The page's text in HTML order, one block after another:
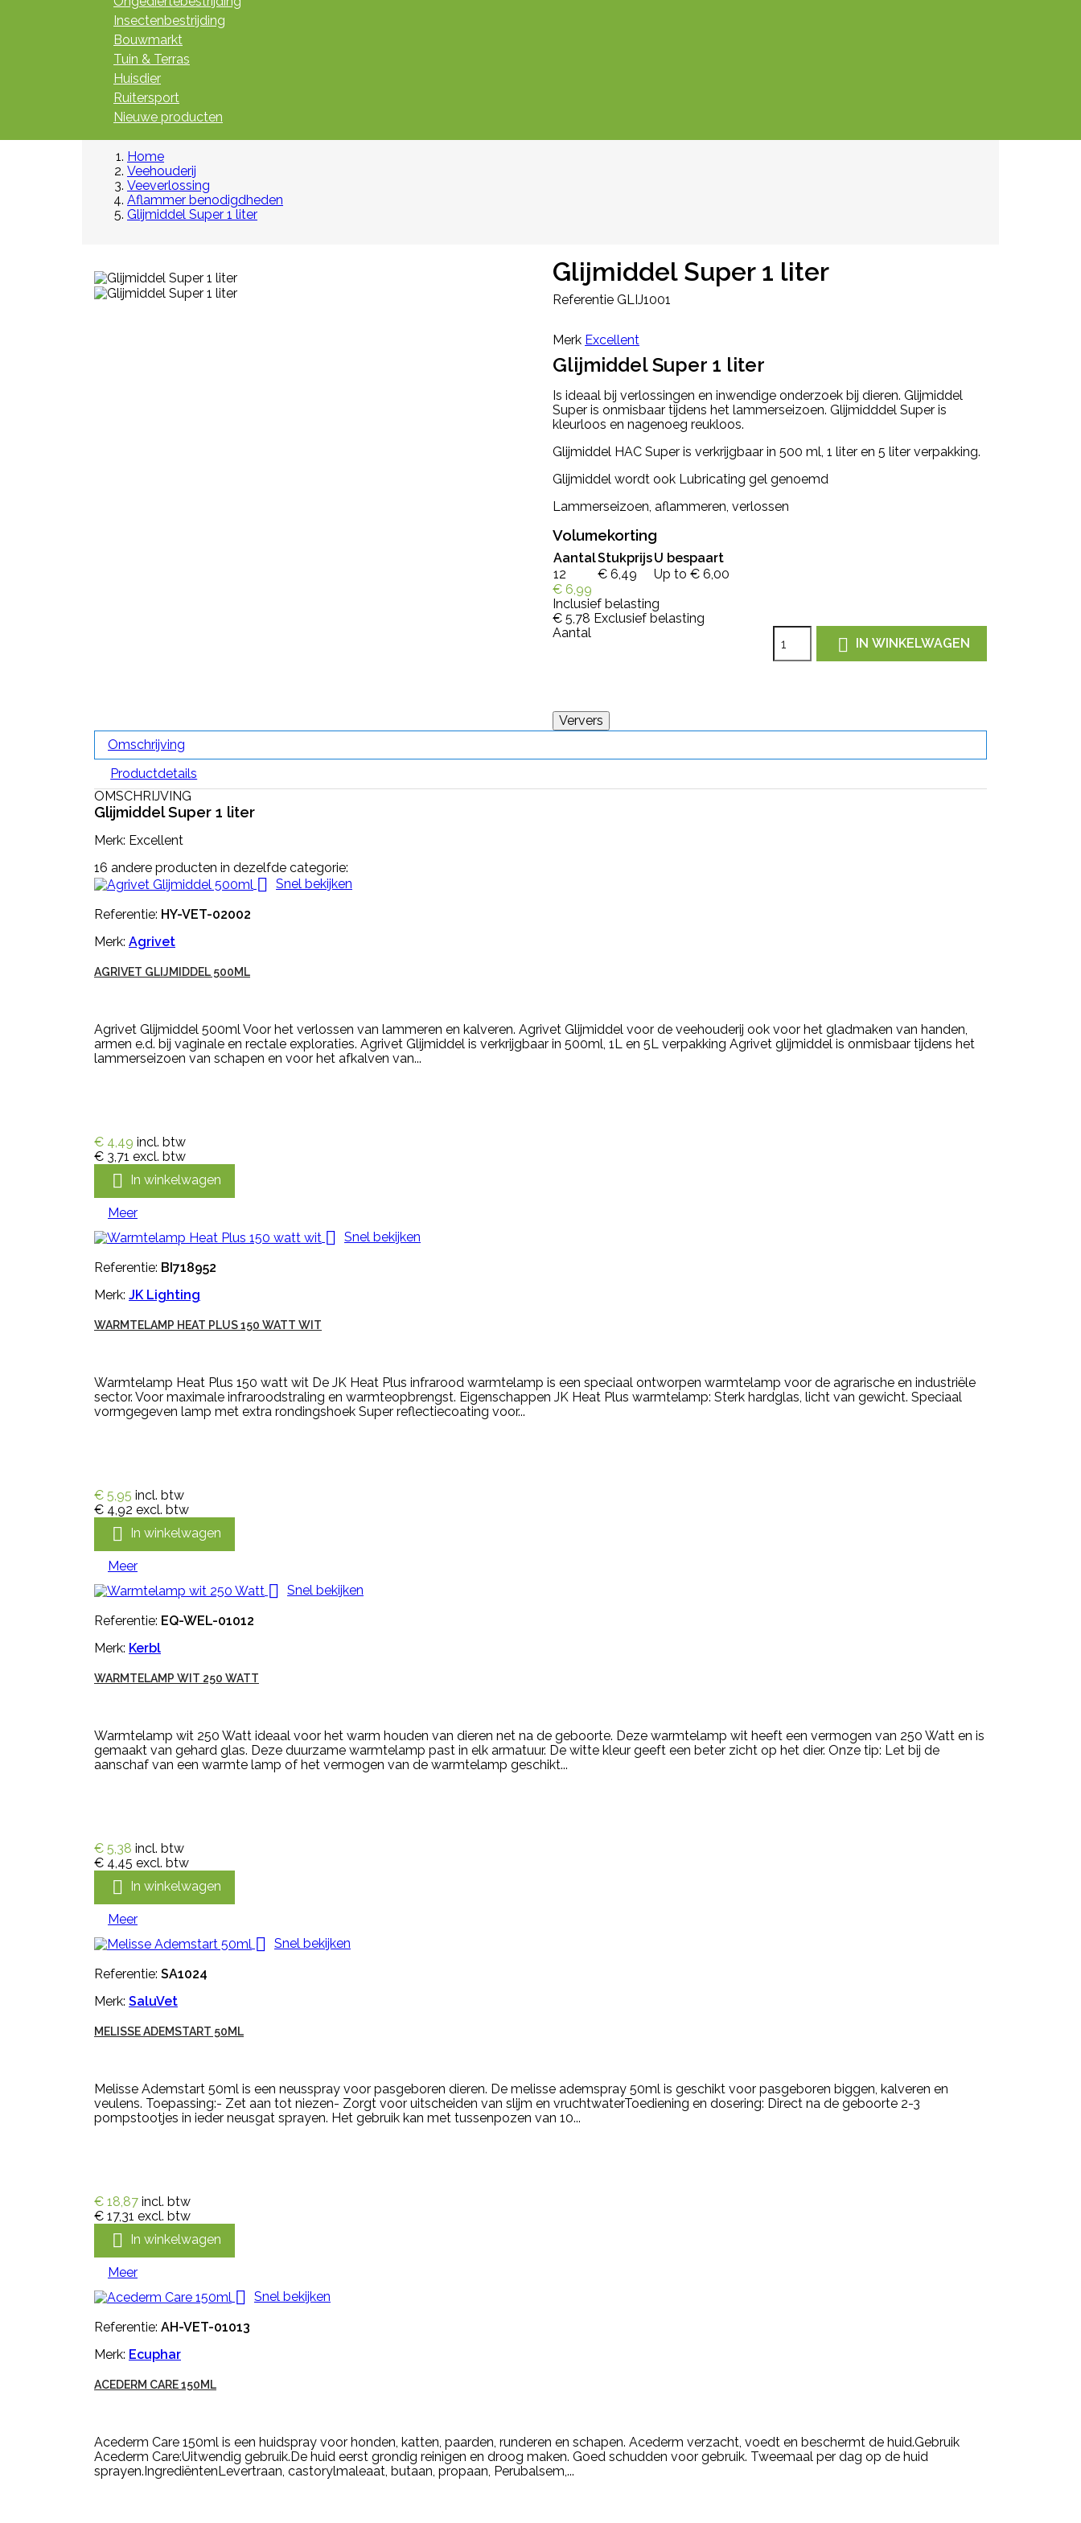
Insectenbestrijding
Bouwmarkt
Tuin & Terras
Huisdier
Ruitersport
Nieuwe producten
Home
Veehouderij
Veeverlossing
Aflammer benodigdheden
Glijmiddel Super 1 liter
Glijmiddel Super 1 liter
Referentie GLIJ1001
Merk Excellent
Glijmiddel Super 1 liter
Is ideaal bij verlossingen en inwendige onderzoek bij dieren. Glijmiddel
Super is onmisbaar tijdens het lammerseizoen. Glijmidddel Super is
kleurloos en nagenoeg reukloos.
Glijmiddel HAC Super is verkrijgbaar in 500 ml, 1 liter en 5 liter verpakking.
Glijmiddel wordt ook Lubricating gel genoemd
Lammerseizoen, aflammeren, verlossen
Volumekorting
AantalStukprijsU bespaart
12
€ 6,49
Up to € 6,00
€ 6,99
Inclusief belasting
€ 5,78 Exclusief belasting
Aantal
 IN WINKELWAGEN
Omschrijving
Productdetails
OMSCHRIJVING
Glijmiddel Super 1 liter
Merk: Excellent
16 andere producten in dezelfde categorie:
 Snel bekijken
Referentie: HY-VET-02002
Merk: Agrivet
AGRIVET GLIJMIDDEL 500ML
Agrivet Glijmiddel 500ml Voor het verlossen van lammeren en kalveren. Agrivet Glijmiddel voor de veehouderij ook voor het gladmaken van handen,
armen e.d. bij vaginale en rectale exploraties. Agrivet Glijmiddel is verkrijgbaar in 500ml, 1L en 5L verpakking Agrivet glijmiddel is onmisbaar tijdens het
lammerseizoen van schapen en voor het afkalven van...
€ 4,49 incl. btw
€ 3,71 excl. btw
 In winkelwagen
Meer
 Snel bekijken
Referentie: BI718952
Merk: JK Lighting
WARMTELAMP HEAT PLUS 150 WATT WIT
Warmtelamp Heat Plus 150 watt wit De JK Heat Plus infrarood warmtelamp is een speciaal ontworpen warmtelamp voor de agrarische en industriële
sector. Voor maximale infraroodstraling en warmteopbrengst. Eigenschappen JK Heat Plus warmtelamp: Sterk hardglas, licht van gewicht. Speciaal
vormgegeven lamp met extra rondingshoek Super reflectiecoating voor...
€ 5,95 incl. btw
€ 4,92 excl. btw
 In winkelwagen
Meer
 Snel bekijken
Referentie: EQ-WEL-01012
Merk: Kerbl
WARMTELAMP WIT 250 WATT
Warmtelamp wit 250 Watt ideaal voor het warm houden van dieren net na de geboorte. Deze warmtelamp wit heeft een vermogen van 250 Watt en is
gemaakt van gehard glas. Deze duurzame warmtelamp past in elk armatuur. De witte kleur geeft een beter zicht op het dier. Onze tip: Let bij de
aanschaf van een warmte lamp of het vermogen van de warmtelamp geschikt...
€ 5,38 incl. btw
€ 4,45 excl. btw
 In winkelwagen
Meer
 Snel bekijken
Referentie: SA1024
Merk: SaluVet
MELISSE ADEMSTART 50ML
Melisse Ademstart 50ml is een neusspray voor pasgeboren dieren. De melisse ademspray 50ml is geschikt voor pasgeboren biggen, kalveren en
veulens. Toepassing:- Zet aan tot niezen- Zorgt voor uitscheiden van slijm en vruchtwaterToediening en dosering: Direct na de geboorte 2-3
pompstootjes in ieder neusgat sprayen. Het gebruik kan met tussenpozen van 10...
€ 18,87 incl. btw
€ 17,31 excl. btw
 In winkelwagen
Meer
 Snel bekijken
Referentie: AH-VET-01013
Merk: Ecuphar
ACEDERM CARE 150ML
Acederm Care 150ml is een huidspray voor honden, katten, paarden, runderen en schapen. Acederm verzacht, voedt en beschermt de huid.Gebruik
Acederm Care:Uitwendig gebruik.De huid eerst grondig reinigen en droog maken. Goed schudden voor gebruik. Tweemaal per dag op de huid
sprayen.IngrediëntenLevertraan, castorylmaleaat, butaan, propaan, Perubalsem,...